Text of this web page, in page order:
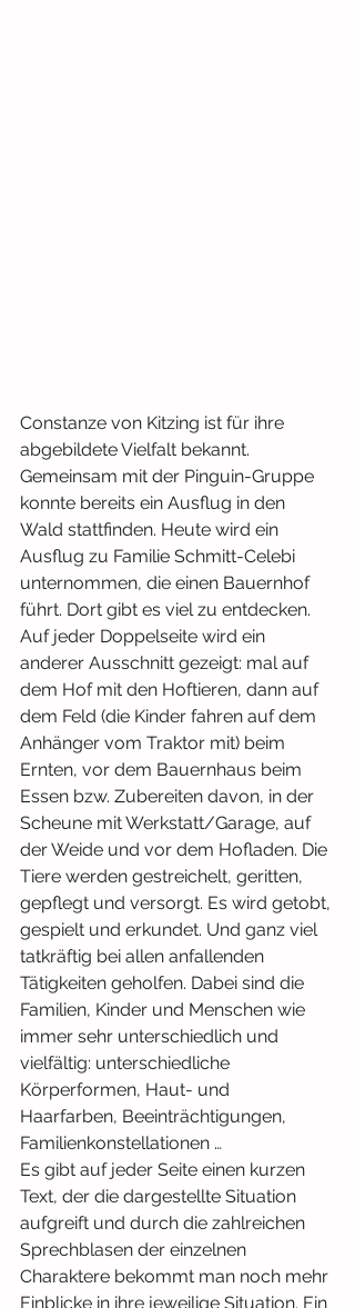
Constanze von Kitzing ist für ihre
abgebildete Vielfalt bekannt.
Gemeinsam mit der Pinguin-Gruppe
konnte bereits ein Ausflug in den
Wald stattfinden. Heute wird ein
Ausflug zu Familie Schmitt-Celebi
unternommen, die einen Bauernhof
führt. Dort gibt es viel zu entdecken.
Auf jeder Doppelseite wird ein
anderer Ausschnitt gezeigt: mal auf
dem Hof mit den Hoftieren, dann auf
dem Feld (die Kinder fahren auf dem
Anhänger vom Traktor mit) beim
Ernten, vor dem Bauernhaus beim
Essen bzw. Zubereiten davon, in der
Scheune mit Werkstatt/Garage, auf
der Weide und vor dem Hofladen. Die
Tiere werden gestreichelt, geritten,
gepflegt und versorgt. Es wird getobt,
gespielt und erkundet. Und ganz viel
tatkräftig bei allen anfallenden
Tätigkeiten geholfen. Dabei sind die
Familien, Kinder und Menschen wie
immer sehr unterschiedlich und
vielfältig: unterschiedliche
Körperformen, Haut- und
Haarfarben, Beeinträchtigungen,
Familienkonstellationen …
Es gibt auf jeder Seite einen kurzen
Text, der die dargestellte Situation
aufgreift und durch die zahlreichen
Sprechblasen der einzelnen
Charaktere bekommt man noch mehr
Einblicke in ihre jeweilige Situation. Ein